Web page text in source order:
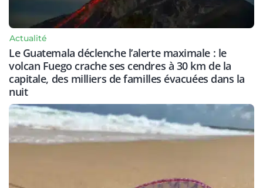
Actualité
Le Guatemala déclenche l’alerte maximale : le
volcan Fuego crache ses cendres à 30 km de la
capitale, des milliers de familles évacuées dans la
nuit